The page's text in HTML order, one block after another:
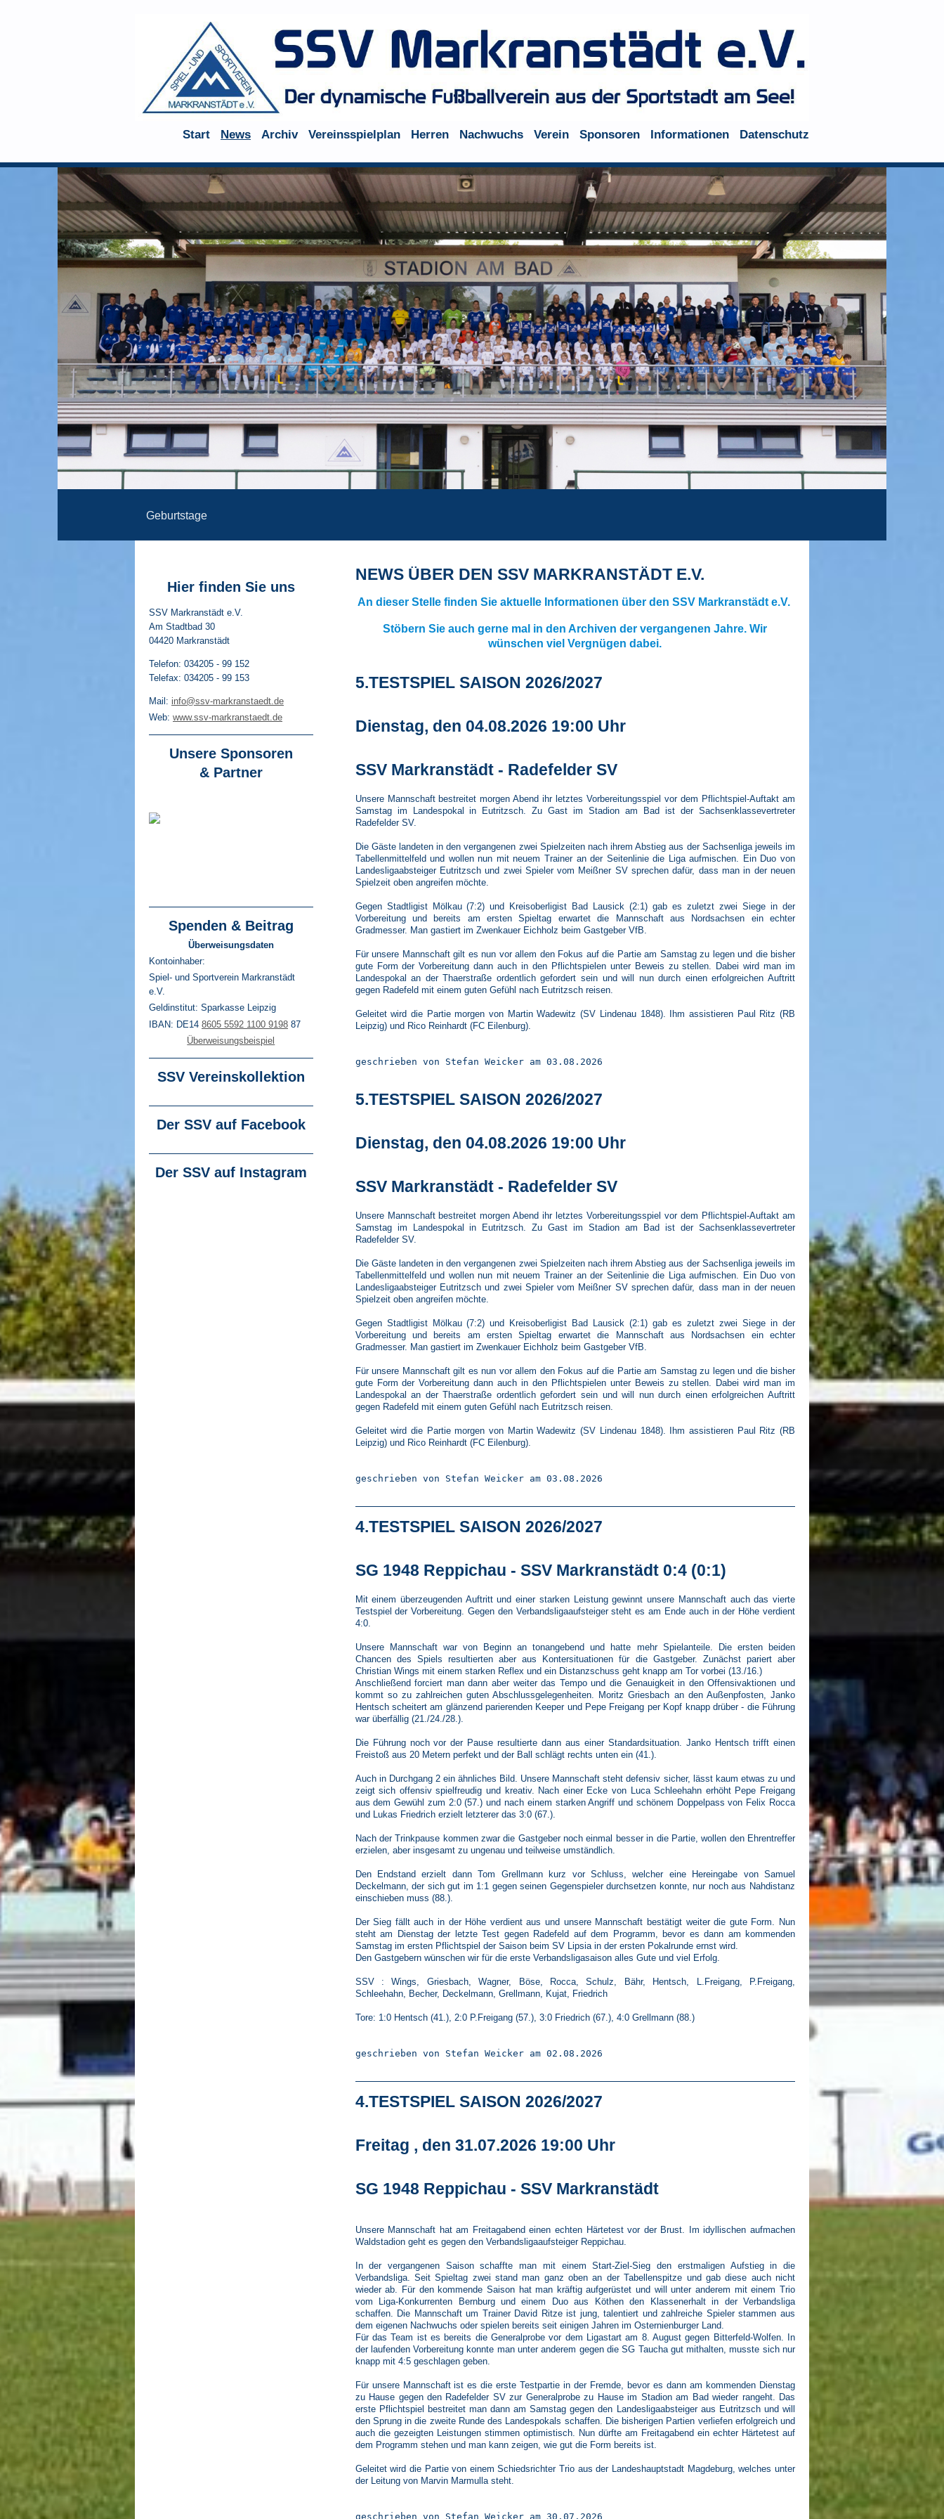
Start News Archiv Vereinsspielplan Herren Nachwuchs Verein Sponsoren Informationen Datenschutz
Geburtstage
NEWS ÜBER DEN SSV MARKRANSTÄDT E.V.
An dieser Stelle finden Sie aktuelle Informationen über den SSV Markranstädt e.V.
Stöbern Sie auch gerne mal in den Archiven der vergangenen Jahre. Wir
wünschen viel Vergnügen dabei.
5.TESTSPIEL SAISON 2026/2027
Dienstag, den 04.08.2026 19:00 Uhr
SSV Markranstädt - Radefelder SV
Unsere Mannschaft bestreitet morgen Abend ihr letztes Vorbereitungsspiel vor dem Pflichtspiel-Auftakt am
Samstag im Landespokal in Eutritzsch. Zu Gast im Stadion am Bad ist der Sachsenklassevertreter
Radefelder SV.
Die Gäste landeten in den vergangenen zwei Spielzeiten nach ihrem Abstieg aus der Sachsenliga jeweils im
Tabellenmittelfeld und wollen nun mit neuem Trainer an der Seitenlinie die Liga aufmischen. Ein Duo von
Landesligaabsteiger Eutritzsch und zwei Spieler vom Meißner SV sprechen dafür, dass man in der neuen
Spielzeit oben angreifen möchte.
Gegen Stadtligist Mölkau (7:2) und Kreisoberligist Bad Lausick (2:1) gab es zuletzt zwei Siege in der
Vorbereitung und bereits am ersten Spieltag erwartet die Mannschaft aus Nordsachsen ein echter
Gradmesser. Man gastiert im Zwenkauer Eichholz beim Gastgeber VfB.
Für unsere Mannschaft gilt es nun vor allem den Fokus auf die Partie am Samstag zu legen und die bisher
gute Form der Vorbereitung dann auch in den Pflichtspielen unter Beweis zu stellen. Dabei wird man im
Landespokal an der Thaerstraße ordentlich gefordert sein und will nun durch einen erfolgreichen Auftritt
gegen Radefeld mit einem guten Gefühl nach Eutritzsch reisen.
Geleitet wird die Partie morgen von Martin Wadewitz (SV Lindenau 1848). Ihm assistieren Paul Ritz (RB
Leipzig) und Rico Reinhardt (FC Eilenburg).
geschrieben von Stefan Weicker am 03.08.2026
5.TESTSPIEL SAISON 2026/2027
Dienstag, den 04.08.2026 19:00 Uhr
SSV Markranstädt - Radefelder SV
Unsere Mannschaft bestreitet morgen Abend ihr letztes Vorbereitungsspiel vor dem Pflichtspiel-Auftakt am
Samstag im Landespokal in Eutritzsch. Zu Gast im Stadion am Bad ist der Sachsenklassevertreter
Radefelder SV.
Die Gäste landeten in den vergangenen zwei Spielzeiten nach ihrem Abstieg aus der Sachsenliga jeweils im
Tabellenmittelfeld und wollen nun mit neuem Trainer an der Seitenlinie die Liga aufmischen. Ein Duo von
Landesligaabsteiger Eutritzsch und zwei Spieler vom Meißner SV sprechen dafür, dass man in der neuen
Spielzeit oben angreifen möchte.
Gegen Stadtligist Mölkau (7:2) und Kreisoberligist Bad Lausick (2:1) gab es zuletzt zwei Siege in der
Vorbereitung und bereits am ersten Spieltag erwartet die Mannschaft aus Nordsachsen ein echter
Gradmesser. Man gastiert im Zwenkauer Eichholz beim Gastgeber VfB.
Für unsere Mannschaft gilt es nun vor allem den Fokus auf die Partie am Samstag zu legen und die bisher
gute Form der Vorbereitung dann auch in den Pflichtspielen unter Beweis zu stellen. Dabei wird man im
Landespokal an der Thaerstraße ordentlich gefordert sein und will nun durch einen erfolgreichen Auftritt
gegen Radefeld mit einem guten Gefühl nach Eutritzsch reisen.
Geleitet wird die Partie morgen von Martin Wadewitz (SV Lindenau 1848). Ihm assistieren Paul Ritz (RB
Leipzig) und Rico Reinhardt (FC Eilenburg).
geschrieben von Stefan Weicker am 03.08.2026
4.TESTSPIEL SAISON 2026/2027
SG 1948 Reppichau - SSV Markranstädt 0:4 (0:1)
Mit einem überzeugenden Auftritt und einer starken Leistung gewinnt unsere Mannschaft auch das vierte
Testspiel der Vorbereitung. Gegen den Verbandsligaaufsteiger steht es am Ende auch in der Höhe verdient
4:0.
Unsere Mannschaft war von Beginn an tonangebend und hatte mehr Spielanteile. Die ersten beiden
Chancen des Spiels resultierten aber aus Kontersituationen für die Gastgeber. Zunächst pariert aber
Christian Wings mit einem starken Reflex und ein Distanzschuss geht knapp am Tor vorbei (13./16.)
Anschließend forciert man dann aber weiter das Tempo und die Genauigkeit in den Offensivaktionen und
kommt so zu zahlreichen guten Abschlussgelegenheiten. Moritz Griesbach an den Außenpfosten, Janko
Hentsch scheitert am glänzend parierenden Keeper und Pepe Freigang per Kopf knapp drüber - die Führung
war überfällig (21./24./28.).
Die Führung noch vor der Pause resultierte dann aus einer Standardsituation. Janko Hentsch trifft einen
Freistoß aus 20 Metern perfekt und der Ball schlägt rechts unten ein (41.).
Auch in Durchgang 2 ein ähnliches Bild. Unsere Mannschaft steht defensiv sicher, lässt kaum etwas zu und
zeigt sich offensiv spielfreudig und kreativ. Nach einer Ecke von Luca Schleehahn erhöht Pepe Freigang
aus dem Gewühl zum 2:0 (57.) und nach einem starken Angriff und schönem Doppelpass von Felix Rocca
und Lukas Friedrich erzielt letzterer das 3:0 (67.).
Nach der Trinkpause kommen zwar die Gastgeber noch einmal besser in die Partie, wollen den Ehrentreffer
erzielen, aber insgesamt zu ungenau und teilweise umständlich.
Den Endstand erzielt dann Tom Grellmann kurz vor Schluss, welcher eine Hereingabe von Samuel
Deckelmann, der sich gut im 1:1 gegen seinen Gegenspieler durchsetzen konnte, nur noch aus Nahdistanz
einschieben muss (88.).
Der Sieg fällt auch in der Höhe verdient aus und unsere Mannschaft bestätigt weiter die gute Form. Nun
steht am Dienstag der letzte Test gegen Radefeld auf dem Programm, bevor es dann am kommenden
Samstag im ersten Pflichtspiel der Saison beim SV Lipsia in der ersten Pokalrunde ernst wird.
Den Gastgebern wünschen wir für die erste Verbandsligasaison alles Gute und viel Erfolg.
SSV : Wings, Griesbach, Wagner, Böse, Rocca, Schulz, Bähr, Hentsch, L.Freigang, P.Freigang,
Schleehahn, Becher, Deckelmann, Grellmann, Kujat, Friedrich
Tore: 1:0 Hentsch (41.), 2:0 P.Freigang (57.), 3:0 Friedrich (67.), 4:0 Grellmann (88.)
geschrieben von Stefan Weicker am 02.08.2026
4.TESTSPIEL SAISON 2026/2027
Freitag , den 31.07.2026 19:00 Uhr
SG 1948 Reppichau - SSV Markranstädt
Unsere Mannschaft hat am Freitagabend einen echten Härtetest vor der Brust. Im idyllischen aufmachen
Waldstadion geht es gegen den Verbandsligaaufsteiger Reppichau.
In der vergangenen Saison schaffte man mit einem Start-Ziel-Sieg den erstmaligen Aufstieg in die
Verbandsliga. Seit Spieltag zwei stand man ganz oben an der Tabellenspitze und gab diese auch nicht
wieder ab. Für den kommende Saison hat man kräftig aufgerüstet und will unter anderem mit einem Trio
vom Liga-Konkurrenten Bernburg und einem Duo aus Köthen den Klassenerhalt in der Verbandsliga
schaffen. Die Mannschaft um Trainer David Ritze ist jung, talentiert und zahlreiche Spieler stammen aus
dem eigenen Nachwuchs oder spielen bereits seit einigen Jahren im Osternienburger Land.
Für das Team ist es bereits die Generalprobe vor dem Ligastart am 8. August gegen Bitterfeld-Wolfen. In
der laufenden Vorbereitung konnte man unter anderem gegen die SG Taucha gut mithalten, musste sich nur
knapp mit 4:5 geschlagen geben.
Für unsere Mannschaft ist es die erste Testpartie in der Fremde, bevor es dann am kommenden Dienstag
zu Hause gegen den Radefelder SV zur Generalprobe zu Hause im Stadion am Bad wieder rangeht. Das
erste Pflichtspiel bestreitet man dann am Samstag gegen den Landesligaabsteiger aus Eutritzsch und will
den Sprung in die zweite Runde des Landespokals schaffen. Die bisherigen Partien verliefen erfolgreich und
auch die gezeigten Leistungen stimmen optimistisch. Nun dürfte am Freitagabend ein echter Härtetest auf
dem Programm stehen und man kann zeigen, wie gut die Form bereits ist.
Geleitet wird die Partie von einem Schiedsrichter Trio aus der Landeshauptstadt Magdeburg, welches unter
der Leitung von Marvin Marmulla steht.
geschrieben von Stefan Weicker am 30.07.2026
Hier finden Sie uns
SSV Markranstädt e.V.
Am Stadtbad 30
04420 Markranstädt
Telefon: 034205 - 99 152
Telefax: 034205 - 99 153
Mail: info@ssv-markranstaedt.de
Web: www.ssv-markranstaedt.de
Unsere Sponsoren
& Partner
Spenden & Beitrag
Überweisungsdaten
Kontoinhaber:
Spiel- und Sportverein Markranstädt
e.V.
Geldinstitut: Sparkasse Leipzig
IBAN: DE14 8605 5592 1100 9198 87
Überweisungsbeispiel
SSV Vereinskollektion
Der SSV auf Facebook
Der SSV auf Instagram